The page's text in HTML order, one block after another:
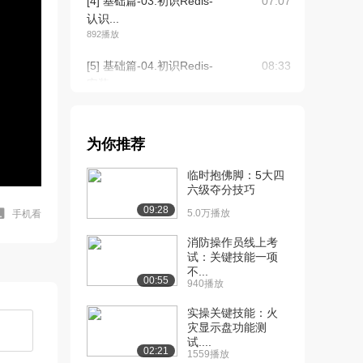
手机看
认识...
892播放
[5] 基础篇-04.初识Redis-
08:33
安装...
[7] 基础篇-05.初识Redis-
[8] 基础篇-06.初识Redis-
04:20
[9] 基础篇-08.Redis命令-
1817播放
05:52
为你推荐
09:28
临时抱佛脚：5大四
六级夺分技巧
5.0万播放
00:55
消防操作员线上考
试：关键技能一项
不...
940播放
02:21
实操关键技能：火
灾显示盘功能测
试....
1559播放